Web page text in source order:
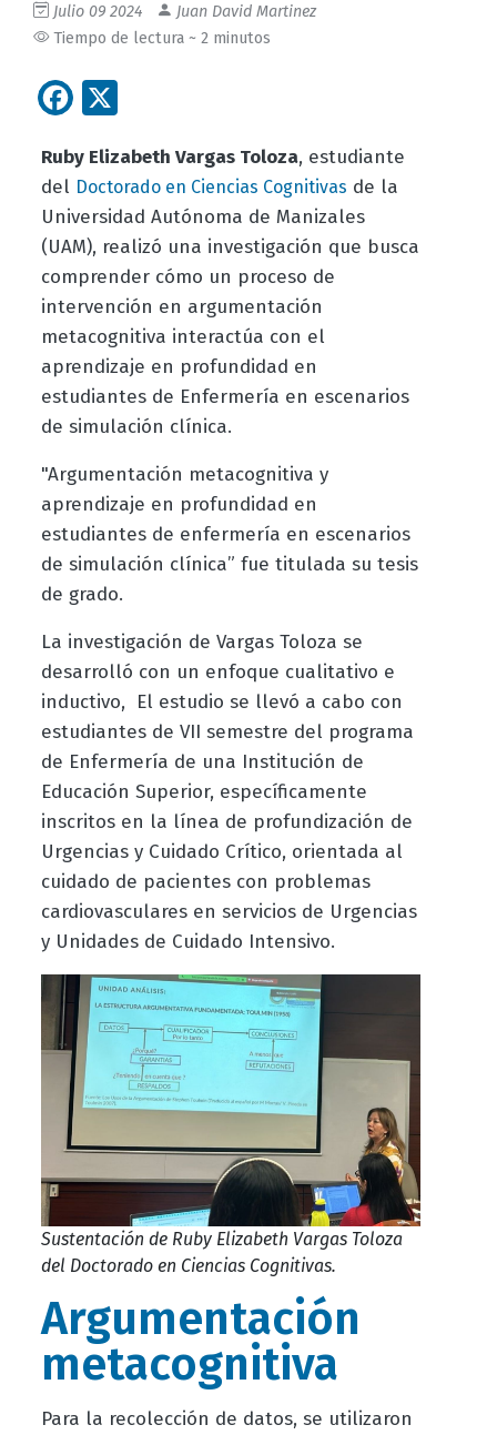
Julio 09 2024
Juan David Martinez
Tiempo de lectura ~ 2 minutos
Facebook
Ruby Elizabeth Vargas Toloza, estudiante
del Doctorado en Ciencias Cognitivas de la
Universidad Autónoma de Manizales
(UAM), realizó una investigación que busca
comprender cómo un proceso de
intervención en argumentación
metacognitiva interactúa con el
aprendizaje en profundidad en
estudiantes de Enfermería en escenarios
de simulación clínica.
"Argumentación metacognitiva y
aprendizaje en profundidad en
estudiantes de enfermería en escenarios
de simulación clínica” fue titulada su tesis
de grado.
La investigación de Vargas Toloza se
desarrolló con un enfoque cualitativo e
inductivo, El estudio se llevó a cabo con
estudiantes de VII semestre del programa
de Enfermería de una Institución de
Educación Superior, específicamente
inscritos en la línea de profundización de
Urgencias y Cuidado Crítico, orientada al
cuidado de pacientes con problemas
cardiovasculares en servicios de Urgencias
y Unidades de Cuidado Intensivo.
Sustentación de Ruby Elizabeth Vargas Toloza
del Doctorado en Ciencias Cognitivas.
Argumentación
metacognitiva
Para la recolección de datos, se utilizaron